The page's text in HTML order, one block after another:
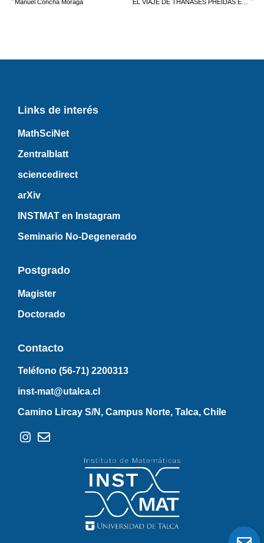
Manuel Concha Moraga EL VIAJE DE THANASES PHEIDAS EN EL MUNDO DE LAS FUNCIONES ANALÍTICAS.
Links de interés
MathSciNet
Zentralblatt
sciencedirect
arXiv
INSTMAT en Instagram
Seminario No-Degenerado
Postgrado
Magister
Doctorado
Contacto
Teléfono (56-71) 2200313
inst-mat@utalca.cl
Camino Lircay S/N, Campus Norte, Talca, Chile